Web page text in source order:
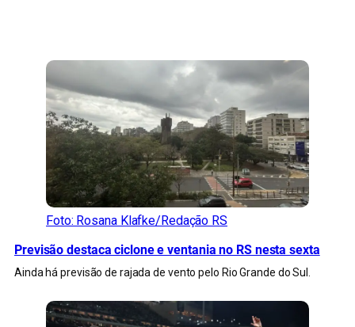
Foto: Rosana Klafke/Redação RS
Previsão destaca ciclone e ventania no RS nesta sexta
Ainda há previsão de rajada de vento pelo Rio Grande do Sul.